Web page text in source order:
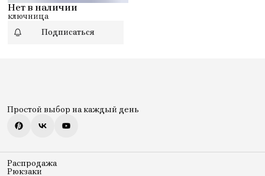
Нет в наличии
ключница
Подписаться
Простой выбор на каждый день
Распродажа
Рюкзаки